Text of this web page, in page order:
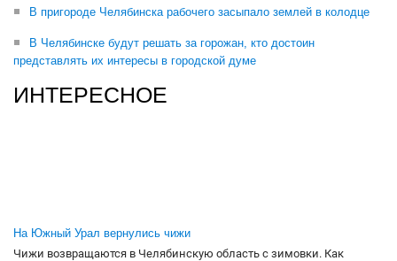
В пригороде Челябинска рабочего засыпало землей в колодце
В Челябинске будут решать за горожан, кто достоин
представлять их интересы в городской думе
ИНТЕРЕСНОЕ
На Южный Урал вернулись чижи
Чижи возвращаются в Челябинскую область с зимовки. Как